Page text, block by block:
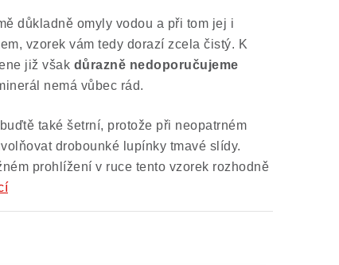
důkladně omyly vodou a při tom jej i
vzorek vám tedy dorazí zcela čistý. K
již však důrazně nedoporučujeme
nemá vůbec rád.
také šetrní, protože při neopatrném
drobounké lupínky tmavé slídy.
prohlížení v ruce tento vzorek rozhodně